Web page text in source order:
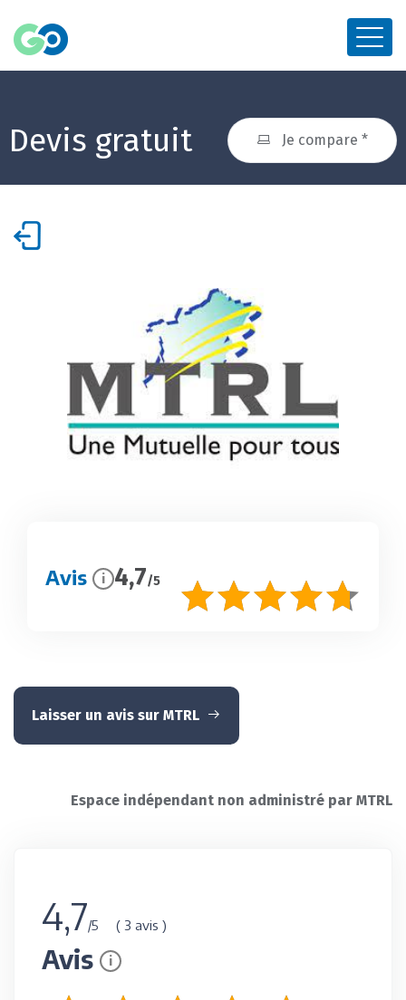
Devis gratuit Je compare *
Avis i 4,7/5
Laisser un avis sur MTRL
Espace indépendant non administré par MTRL
4,7/5 ( 3 avis )
Avis i